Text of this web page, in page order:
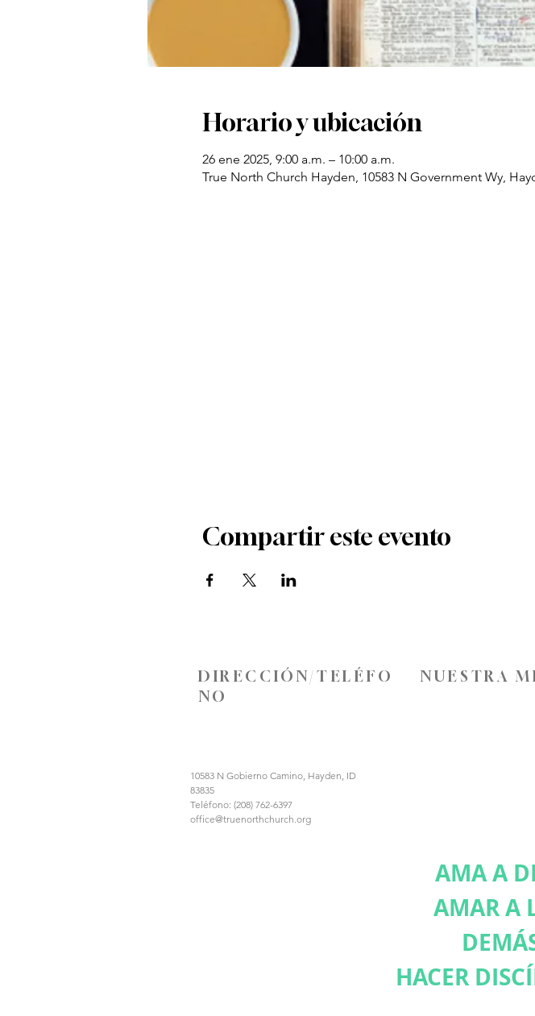
Horario y ubicación
26 ene 2025, 9:00 a.m. – 10:00 a.m.
True North Church Hayden, 10583 N Government Wy,
Compartir este evento
DIRECCIÓN/TELÉFO
NO
NUESTRA
10583 N Gobierno Camino, Hayden, ID
83835
Teléfono: (208) 762-6397
office@truenorthchurch.org
AMA A
AMAR A
HACER